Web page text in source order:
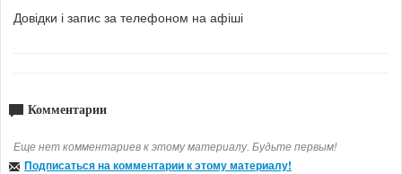
Довідки і запис за телефоном на афіші
Комментарии
Еще нет комментариев к этому материалу. Будьте первым!
Подписаться на комментарии к этому материалу!